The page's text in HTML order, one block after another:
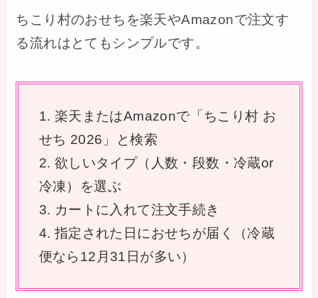
ちこり村のおせちを楽天やAmazonで注文す
る流れはとてもシンプルです。
1. 楽天またはAmazonで「ちこり村 お
せち 2026」と検索
2. 欲しいタイプ（人数・段数・冷蔵or
冷凍）を選ぶ
3. カートに入れて注文手続き
4. 指定された日におせちが届く（冷蔵
便なら12月31日が多い）